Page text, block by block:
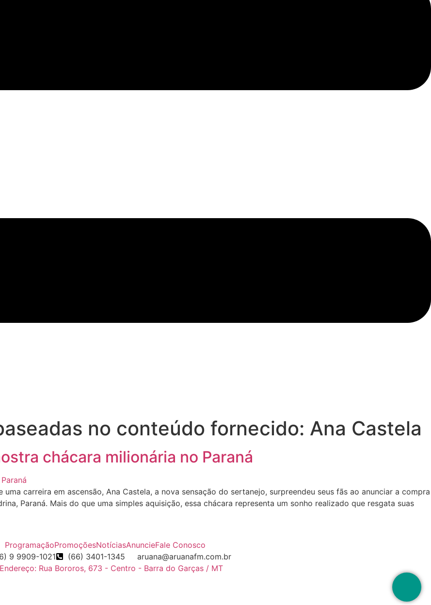
no conteúdo fornecido: Ana Castela
chácara milionária no Paraná
carreira em ascensão, Ana Castela, a nova sensação do sertanejo, surpreendeu seus fãs ao anunciar a compra
Paraná. Mais do que uma simples aquisição, essa chácara representa um sonho realizado que resgata suas
ProgramaçãoPromoçõesNotíciasAnuncieFale Conosco
9 9909-1021
(66) 3401-1345
aruana@aruanafm.com.br
Endereço: Rua Bororos, 673 - Centro - Barra do Garças / MT